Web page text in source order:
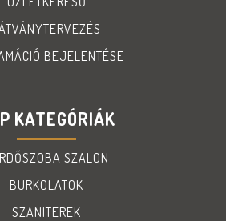
BEJELENTÉSE
KATEGÓRIÁK
SZALON
BURKOLATOK
SZANITEREK